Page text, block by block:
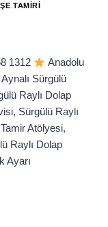
TAMIRI
1312
Anadolu
Sürgülü
Raylı Dolap
Sürgülü Raylı
Atölyesi,
Raylı Dolap
Ayarı